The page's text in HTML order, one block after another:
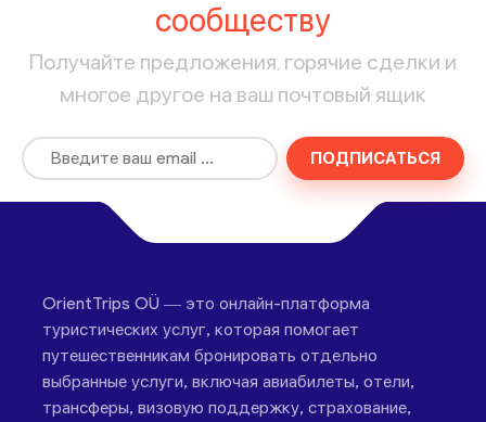
сообществу
Получайте предложения, горячие сделки и
многое другое на ваш почтовый ящик
ПОДПИСАТЬСЯ
OrientTrips OÜ — это онлайн-платформа
туристических услуг, которая помогает
путешественникам бронировать отдельно
выбранные услуги, включая авиабилеты, отели,
трансферы, визовую поддержку, страхование,